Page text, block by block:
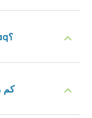
هل هناك عروض ترويجية من Asia Cell Iraq؟
كم